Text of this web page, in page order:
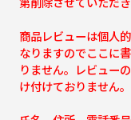
商品レビューは個人
なりますのでここに
りません。レビュー
け付けておりません